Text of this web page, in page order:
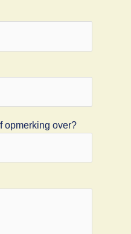
opmerking over?